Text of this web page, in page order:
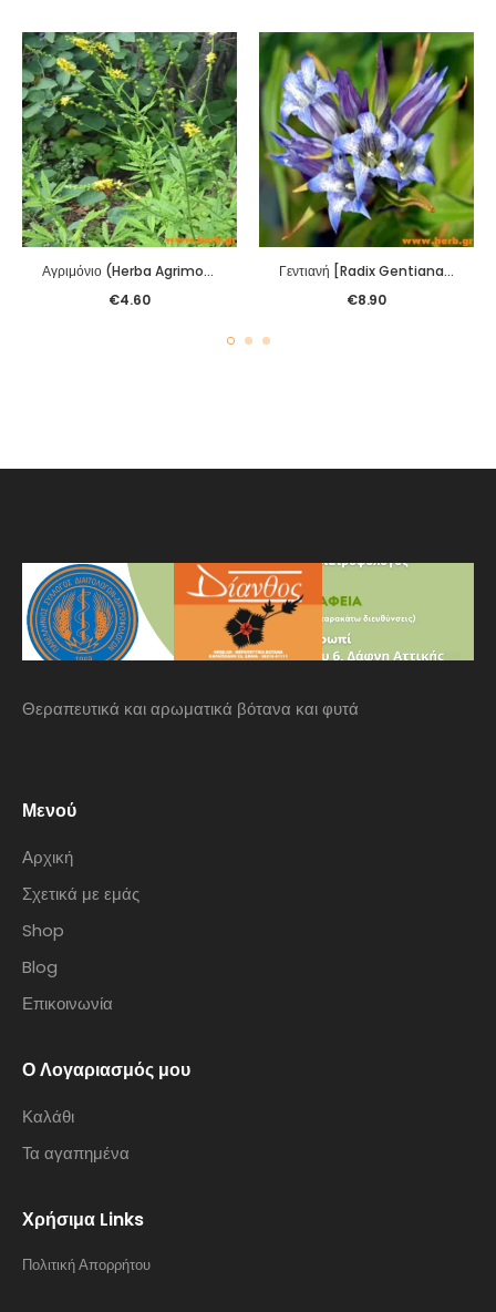
Αγριμόνιο (Herba Agrimoniae Pilosae) (Xian He Cao) 100γρ
€4.60
Γεντιανή [Radix Gentianae (north)] (Long Dan Cao) 100γρ.
€8.90
Θεραπευτικά και αρωματικά βότανα και φυτά
Μενού
Αρχική
Σχετικά με εμάς
Shop
Blog
Επικοινωνία
Ο Λογαριασμός μου
Καλάθι
Τα αγαπημένα
Χρήσιμα Links
Πολιτική Απορρήτου